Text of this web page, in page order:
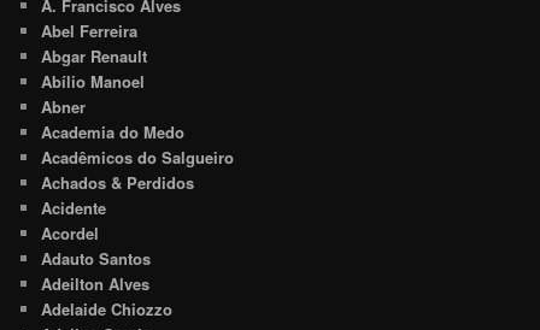
A. Francisco Alves
Abel Ferreira
Abgar Renault
Abílio Manoel
Abner
Academia do Medo
Acadêmicos do Salgueiro
Achados & Perdidos
Acidente
Acordel
Adauto Santos
Adeilton Alves
Adelaide Chiozzo